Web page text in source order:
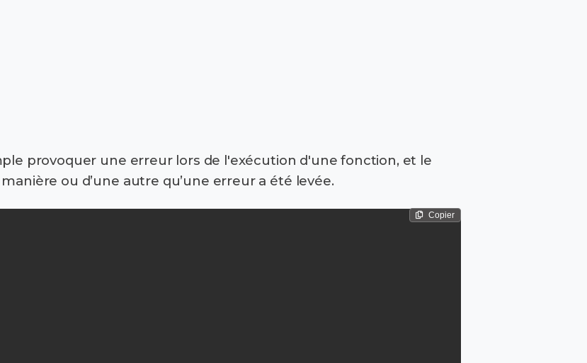
provoquer une erreur lors de l'exécution d'une fonction, et le
ou d’une autre qu’une erreur a été levée.
Copier